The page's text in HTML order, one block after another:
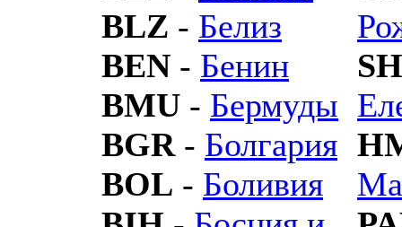
BLZ - Белиз
BEN - Бенин
BMU - Бермуды
BGR- Болгария
BOL - Боливия